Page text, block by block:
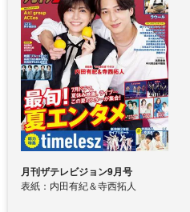
月刊ザテレビジョン9月号
表紙：内田有紀＆寺西拓人